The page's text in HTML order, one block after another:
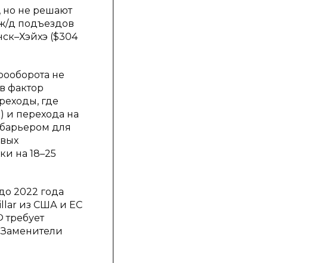
но не решают
д подъездов
($304
не
фактор
где
и перехода на
для
на 18–25
2022 года
из США и ЕС
требует